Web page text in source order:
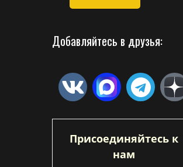
Добавляйтесь в друзья:
Присоединяйтесь к
нам